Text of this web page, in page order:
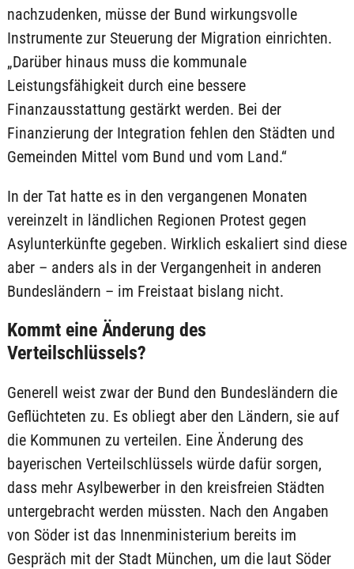
nachzudenken, müsse der Bund wirkungsvolle
Instrumente zur Steuerung der Migration einrichten.
„Darüber hinaus muss die kommunale
Leistungsfähigkeit durch eine bessere
Finanzausstattung gestärkt werden. Bei der
Finanzierung der Integration fehlen den Städten und
Gemeinden Mittel vom Bund und vom Land.“
In der Tat hatte es in den vergangenen Monaten
vereinzelt in ländlichen Regionen Protest gegen
Asylunterkünfte gegeben. Wirklich eskaliert sind diese
aber – anders als in der Vergangenheit in anderen
Bundesländern – im Freistaat bislang nicht.
Kommt eine Änderung des
Verteilschlüssels?
Generell weist zwar der Bund den Bundesländern die
Geflüchteten zu. Es obliegt aber den Ländern, sie auf
die Kommunen zu verteilen. Eine Änderung des
bayerischen Verteilschlüssels würde dafür sorgen,
dass mehr Asylbewerber in den kreisfreien Städten
untergebracht werden müssten. Nach den Angaben
von Söder ist das Innenministerium bereits im
Gespräch mit der Stadt München, um die laut Söder